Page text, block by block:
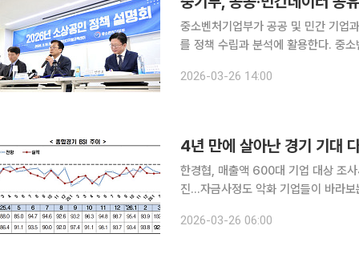
중소벤처기업부가 공공 및 민간 기업
를 정책 수립과 분석에 활용한다. 중소벤처기업부는 한국신용데이터와 26일 서울 강남구 한국신용
기부가 소상공인 통계와 관련해 민간
2026-03-26 14:00
4년 만에 살아난 경기 기대
한경협, 매출액 600대 기업 대상 조
진…자금사정도 악화 기업들이 바라보는 경기 전망이 4년 만에 긍정으로 돌아섰지만, 중동 전쟁에
액 기준 600대 기업을 대상으로 조사
2026-03-26 06:00